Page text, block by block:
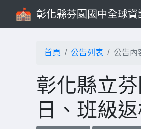
彰化縣芬園國中全球資
首頁 公告列表 公告內
彰化縣立
日、班級